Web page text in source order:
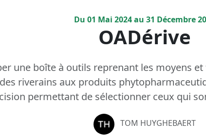
Du 01 Mai 2024au 31 Décembre
OADérive
une boîte à outils reprenant les moyens
riverains aux produits
permettant de sélectionner ceux qui
TOM HUYGHEBAERT